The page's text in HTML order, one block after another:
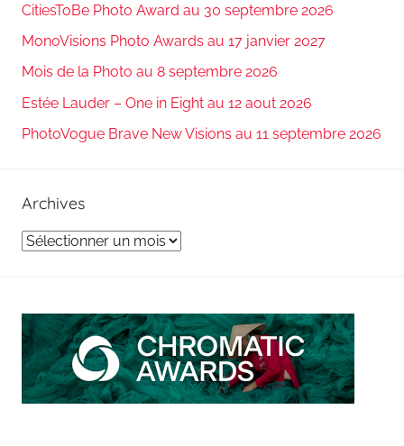
CitiesToBe Photo Award au 30 septembre 2026
MonoVisions Photo Awards au 17 janvier 2027
Mois de la Photo au 8 septembre 2026
Estée Lauder – One in Eight au 12 aout 2026
PhotoVogue Brave New Visions au 11 septembre 2026
Archives
Archives